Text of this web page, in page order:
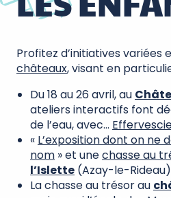
Profitez d’initiatives variées
châteaux, visant en
Du 18 au 26 avril, au
ateliers interactifs font
de l’eau, avec…
« L’exposition dont on ne
nom » et unechasse au
l’Islette (Azay-le-
La chasse au trésor au